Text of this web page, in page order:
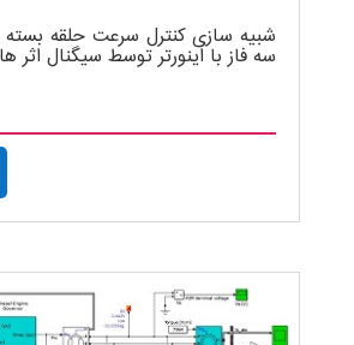
شبیه سازی کنترل سرعت حلقه بسته
سه فاز با اینورتر توسط سیگنال اثر